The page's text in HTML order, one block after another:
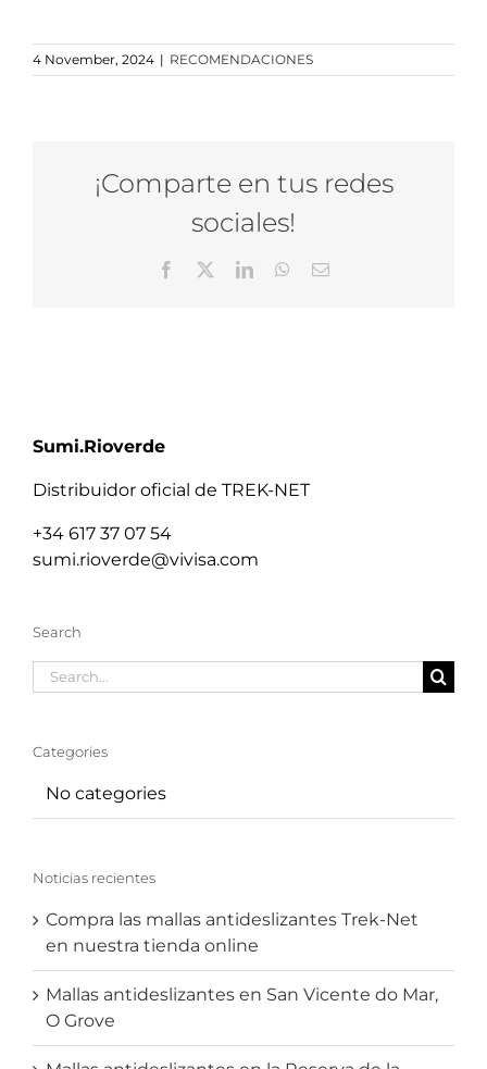
4 November, 2024 | RECOMENDACIONES
¡Comparte en tus redes
sociales!
Facebook LinkedInWhatsApp
Email
Sumi.Rioverde
Distribuidor oficial de TREK-NET
+34 617 37 07 54
sumi.rioverde@vivisa.com
Search
Search
for:
Categories
No categories
Noticias recientes
Compra las mallas antideslizantes Trek-Net
en nuestra tienda online
Mallas antideslizantes en San Vicente do Mar,
O Grove